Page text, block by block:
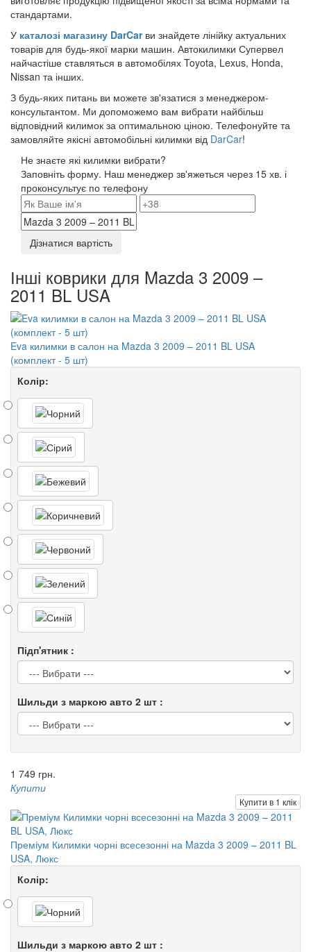
стандартами.
У каталозі магазину DarCarви знайдете лінійку актуальних
товарів для будь-якої марки машин. Автокилимки Супервел
найчастіше ставляться в автомобілях Toyota, Lexus, Honda,
Nissan та інших.
З будь-яких питань ви можете зв'язатися з менеджером-
консультантом. Ми допоможемо вам вибрати найбільш
відповідний килимок за оптимальною ціною. Телефонуйте та
замовляйте якісні автомобільні килимки від DarCar!
Не знаєте які килимки вибрати?
Заповніть форму. Наш менеджер зв'яжеться через 15 хв. і
проконсультує по телефону
Дізнатися вартість
Інші коврики для Mazda 3 2009 –
2011 BL USA
Eva килимки в салон на Mazda 3 2009 – 2011 BL USA
(комплект - 5 шт)
Колір:
Підп'ятник :
Шильди з маркою авто 2 шт :
1 749 грн.
Купити
Купити в 1 клік
Преміум Килимки чорні всесезонні на Mazda 3 2009 – 2011 BL
USA, Люкс
Колір:
Шильди з маркою авто 2 шт :